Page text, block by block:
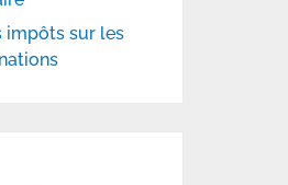
impôts sur les